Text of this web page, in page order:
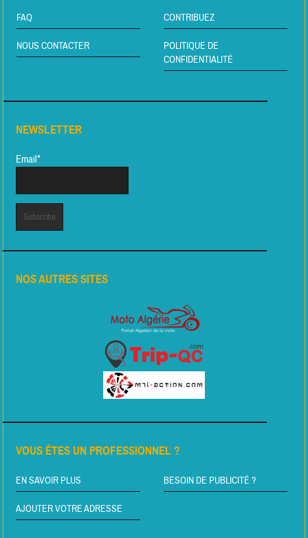
FAQ CONTRIBUEZ
NOUS CONTACTER
POLITIQUE DE
CONFIDENTIALITÉ
NEWSLETTER
Email*
NOS AUTRES SITES
VOUS ÊTES UN PROFESSIONNEL ?
EN SAVOIR PLUS BESOIN DE PUBLICITÉ ?
AJOUTER VOTRE ADRESSE